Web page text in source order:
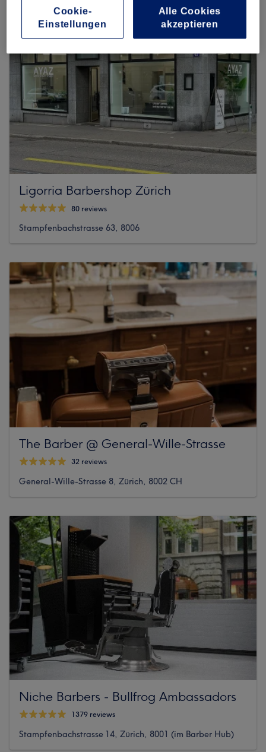
Ligorria Barbershop Zürich
80 reviews
Stampfenbachstrasse 63, 8006
The Barber @ General-Wille-Strasse
32 reviews
General-Wille-Strasse 8, Zürich, 8002 CH
Niche Barbers - Bullfrog Ambassadors
1379 reviews
Stampfenbachstrasse 14, Zürich, 8001 (im Barber Hub)
Alle Cookies
akzeptieren
Cookie-
Einstellungen